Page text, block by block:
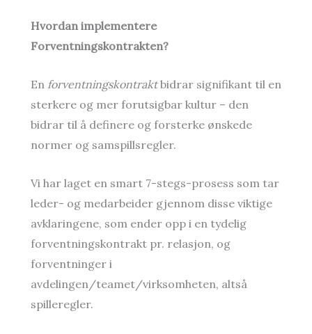
Hvordan implementere
Forventningskontrakten?
En forventningskontraktbidrar signifikant til en
sterkere og mer forutsigbar kultur – den
bidrar til å definere og forsterke ønskede
normer og samspillsregler.
Vi har laget en smart 7-stegs-prosess som tar
leder- og medarbeider gjennom disse viktige
avklaringene, som ender opp i en tydelig
forventningskontrakt pr. relasjon, og
forventninger i
avdelingen/teamet/virksomheten, altså
spilleregler.